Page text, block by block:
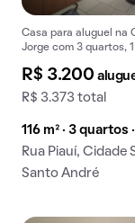
Casa para aluguel na
Jorge com 3 quartos,
R$ 3.200
R$ 3.373 total
116 m² · 3 quartos
Rua Piauí, Cidade
Santo André